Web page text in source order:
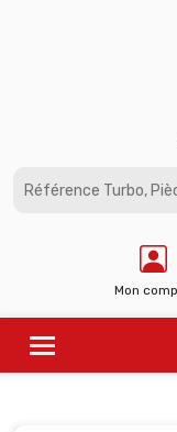
Mon
Panneau de gestion